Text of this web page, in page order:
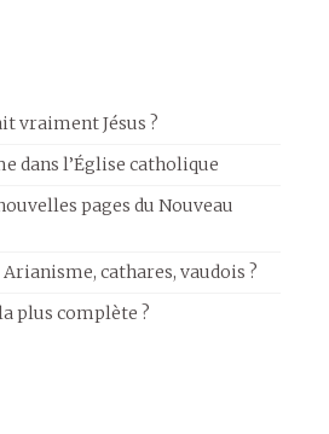
vraiment Jésus ?
dans l’Église catholique
pages du Nouveau
cathares, vaudois ?
plus complète ?